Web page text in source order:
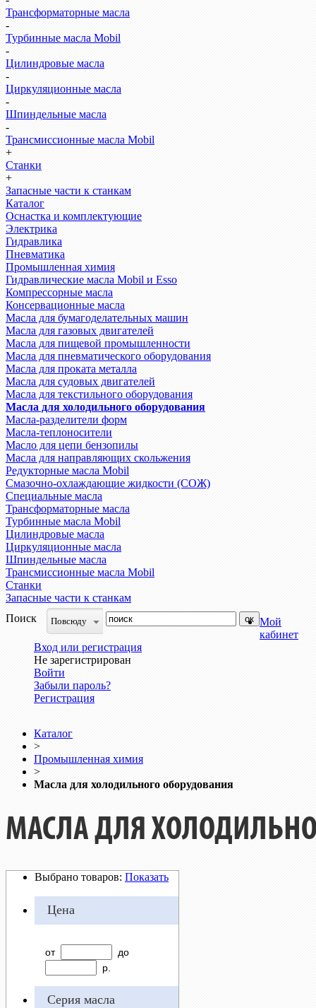
Трансформаторные масла
-
Турбинные масла Mobil
-
Цилиндровые масла
-
Циркуляционные масла
-
Шпиндельные масла
-
Трансмиссионные масла Mobil
+
Станки
+
Запасные части к станкам
Каталог
Оснастка и комплектующие
Электрика
Гидравлика
Пневматика
Промышленная химия
Гидравлические масла Mobil и Esso
Компрессорные масла
Консервационные масла
Масла для бумагоделательных машин
Масла для газовых двигателей
Масла для пищевой промышленности
Масла для пневматического оборудования
Масла для проката металла
Масла для судовых двигателей
Масла для текстильного оборудования
Масла для холодильного оборудования
Масла-разделители форм
Масла-теплоносители
Масло для цепи бензопилы
Масла для направляющих скольжения
Редукторные масла Mobil
Смазочно-охлаждающие жидкости (СОЖ)
Специальные масла
Трансформаторные масла
Турбинные масла Mobil
Цилиндровые масла
Циркуляционные масла
Шпиндельные масла
Трансмиссионные масла Mobil
Станки
Запасные части к станкам
Поиск
Повсюду
Мой
кабинет
Вход или регистрация
Не зарегистрирован
Войти
Забыли пароль?
Регистрация
Каталог
>
Промышленная химия
>
Масла для холодильного оборудования
МАСЛА ДЛЯ
Выбрано товаров: Показать
Цена
от
до
р.
Серия масла